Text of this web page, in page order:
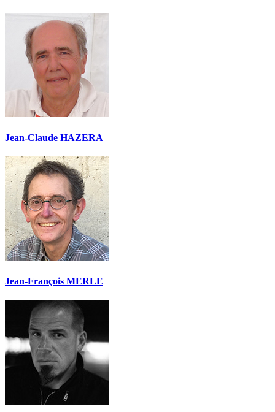
Jean-Claude HAZERA
Jean-François MERLE